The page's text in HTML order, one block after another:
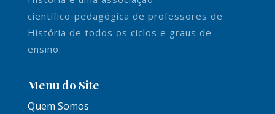
científico‑pedagógica de professores de
História de todos os ciclos e graus de
ensino.
Menu do Site
Quem Somos